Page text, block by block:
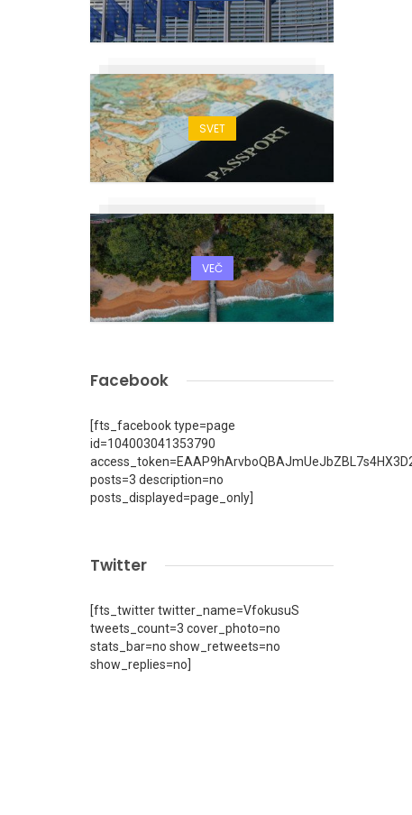
SVET
VEČ
Facebook
[fts_facebook type=page
id=104003041353790
posts=3 description=no
posts_displayed=page_only]
Twitter
[fts_twitter twitter_name=VfokusuS
tweets_count=3 cover_photo=no
stats_bar=no show_retweets=no
show_replies=no]